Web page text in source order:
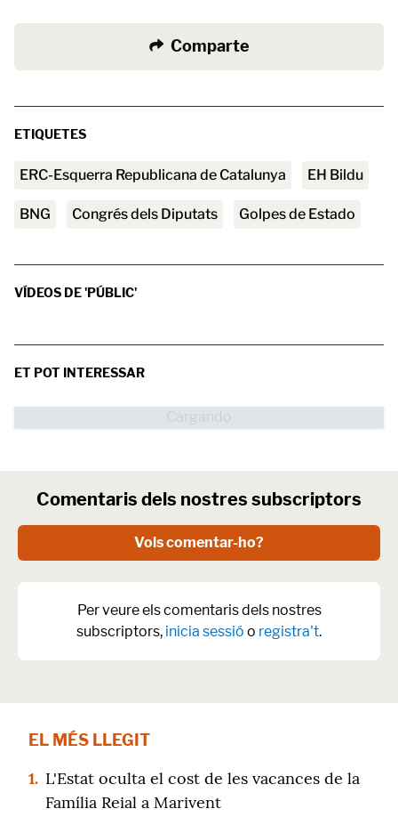
Comparte
ETIQUETES
ERC-Esquerra Republicana de Catalunya EH Bildu
BNG Congrés dels Diputats Golpes de Estado
VÍDEOS DE 'PÚBLIC'
ET POT INTERESSAR
Comentaris dels nostres subscriptors
Vols comentar-ho?
Per veure els comentaris dels nostres
subscriptors, inicia sessió o registra't.
EL MÉS LLEGIT
1. L'Estat oculta el cost de les vacances de la
Família Reial a Marivent